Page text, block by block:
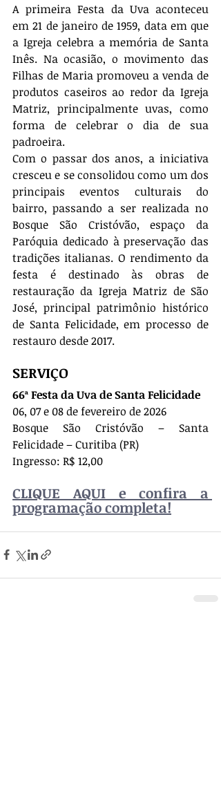
A primeira Festa da Uva aconteceu
em 21 de janeiro de 1959, data em que
a Igreja celebra a memória de Santa
Inês. Na ocasião, o movimento das
Filhas de Maria promoveu a venda de
produtos caseiros ao redor da Igreja
Matriz, principalmente uvas, como
forma de celebrar o dia de sua
padroeira.
Com o passar dos anos, a iniciativa
cresceu e se consolidou como um dos
principais eventos culturais do
bairro, passando a ser realizada no
Bosque São Cristóvão, espaço da
Paróquia dedicado à preservação das
tradições italianas. O rendimento da
festa é destinado às obras de
restauração da Igreja Matriz de São
José, principal patrimônio histórico
de Santa Felicidade, em processo de
restauro desde 2017.
SERVIÇO
66ª Festa da Uva de Santa Felicidade
06, 07 e 08 de fevereiro de 2026
Bosque São Cristóvão – Santa
Felicidade – Curitiba (PR)
Ingresso: R$ 12,00
CLIQUE AQUI e confira a
programação completa!